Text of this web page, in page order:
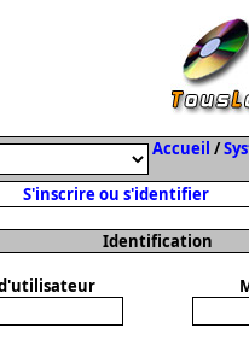
Accueil /
S'inscrire ou s'identifier
Identification